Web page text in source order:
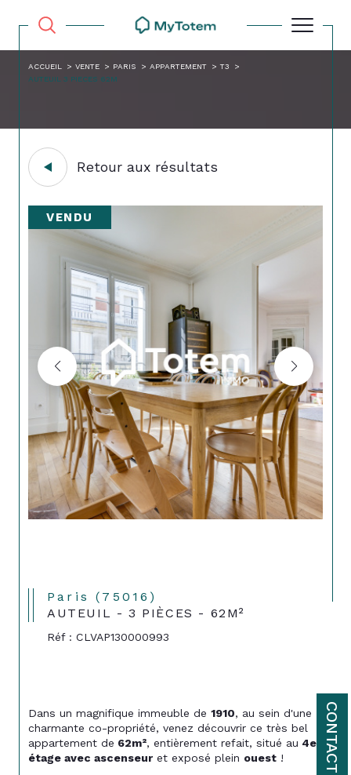
CONTACT
ACCUEIL VENTE PARIS APPARTEMENT
T3
AUTEUIL 3 PIECES 62M
Retour aux résultats
VENDU
Paris (75016)
AUTEUIL - 3 PIÈCES - 62M²
Réf : CLVAP130000993
Dans un magnifique immeuble de 1910, au sein d'une
charmante co-propriété, venez découvrir ce très bel
appartement de 62m², entièrement refait, situé au 4e
étage avec ascenseur et exposé plein ouest !